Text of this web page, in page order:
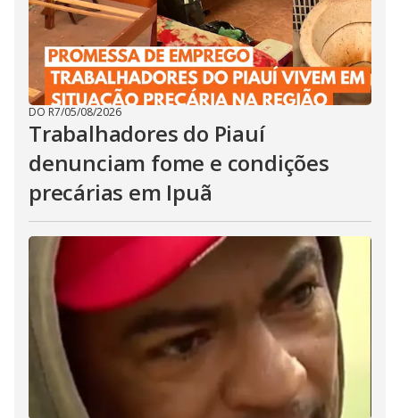
DO R7/05/08/2026
Trabalhadores do Piauí
denunciam fome e condições
precárias em Ipuã